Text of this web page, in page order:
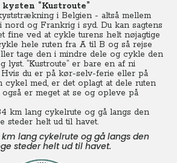
“Kustroute”
i Belgien - altså mellem
og Frankrig i syd. Du kan sagtens
fine ved at cykle turens helt nøjagtige
hele ruten fra A til B og så rejse
tage den i mindre dele og cykle den
lyst. ”Kustroute” er bare en af ni
du er på kør-selv-ferie eller på
cykel med, er det oplagt at dele ruten
er meget at se og opleve på
lang cykelrute og gå langs den
steder helt ud til havet.